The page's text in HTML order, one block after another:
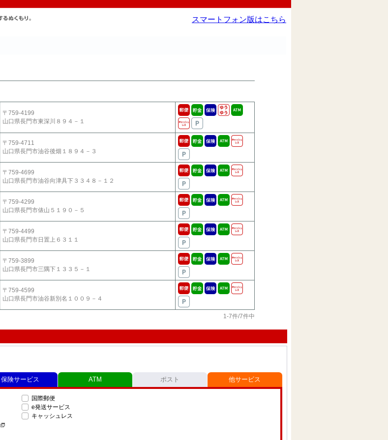
スマートフォン版はこちら
〒759-4199
山口県長門市東深川８９４－１
〒759-4711
山口県長門市油谷後畑１８９４－３
〒759-4699
山口県長門市油谷向津具下３３４８－１２
〒759-4299
山口県長門市俵山５１９０－５
〒759-4499
山口県長門市日置上６３１１
〒759-3899
山口県長門市三隅下１３３５－１
〒759-4599
山口県長門市油谷新別名１００９－４
1-7件/7件中
国際郵便
e発送サービス
キャッシュレス
保険サービス ATM ポスト 他サービス